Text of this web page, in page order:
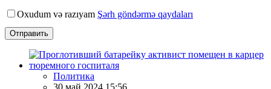
Oxudum və razıyam Şərh göndərmə qaydaları
Отправить
Политика
30 май 2024 15:56